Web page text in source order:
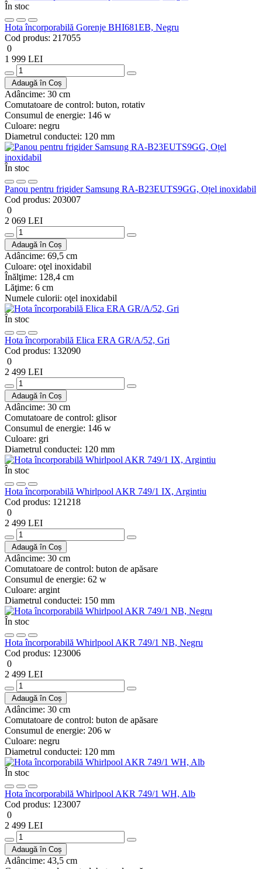
În stoc
Hota încorporabilă Gorenje BHI681EB, Negru
Cod produs: 217055
0
1 999 LEI
Adaugă în Coș
Adâncime: 30 cm
Comutatoare de control: buton, rotativ
Consumul de energie: 146 w
Culoare: negru
Diametrul conductei: 120 mm
În stoc
Panou pentru frigider Samsung RA-B23EUTS9GG, Oțel inoxidabil
Cod produs: 203007
0
2 069 LEI
Adaugă în Coș
Adâncime: 69,5 cm
Culoare: oţel inoxidabil
Înălţime: 128,4 cm
Lăţime: 6 cm
Numele culorii: oţel inoxidabil
În stoc
Hota încorporabilă Elica ERA GR/A/52, Gri
Cod produs: 132090
0
2 499 LEI
Adaugă în Coș
Adâncime: 30 cm
Comutatoare de control: glisor
Consumul de energie: 146 w
Culoare: gri
Diametrul conductei: 120 mm
În stoc
Hota încorporabilă Whirlpool AKR 749/1 IX, Argintiu
Cod produs: 121218
0
2 499 LEI
Adaugă în Coș
Adâncime: 30 cm
Comutatoare de control: buton de apăsare
Consumul de energie: 62 w
Culoare: argint
Diametrul conductei: 150 mm
În stoc
Hota încorporabilă Whirlpool AKR 749/1 NB, Negru
Cod produs: 123006
0
2 499 LEI
Adaugă în Coș
Adâncime: 30 cm
Comutatoare de control: buton de apăsare
Consumul de energie: 206 w
Culoare: negru
Diametrul conductei: 120 mm
În stoc
Hota încorporabilă Whirlpool AKR 749/1 WH, Alb
Cod produs: 123007
0
2 499 LEI
Adaugă în Coș
Adâncime: 43,5 cm